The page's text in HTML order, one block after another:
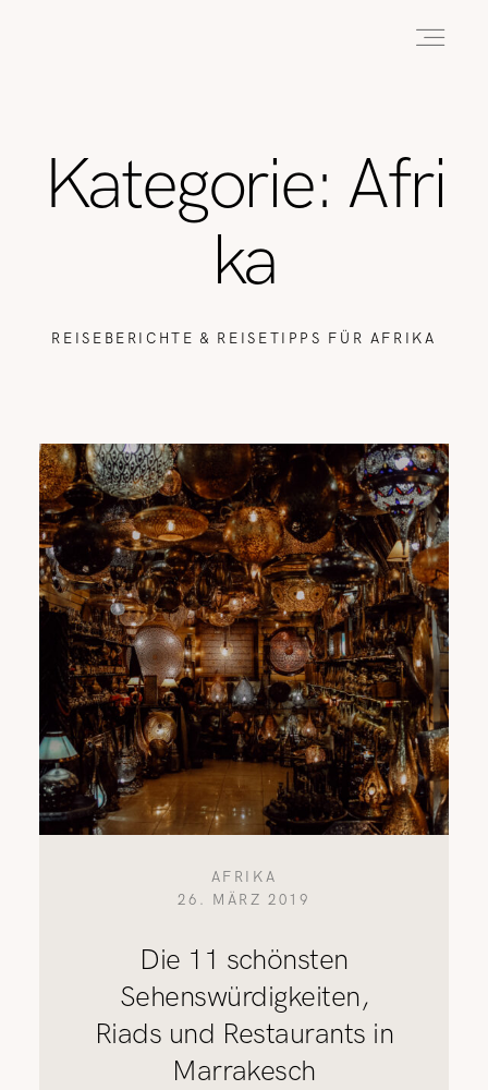
Kategorie: Afri
ka
REISEBERICHTE & REISETIPPS FÜR AFRIKA
AFRIKA
26. MÄRZ 2019
Die 11 schönsten
Sehenswürdigkeiten,
Riads und Restaurants in
Marrakesch
WILDLIFE
REISETIPPS
SHOP
KONTAKT